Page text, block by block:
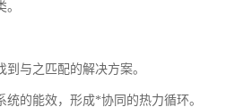
与之匹配的解决方案。
的能效，形成*协同的热力循环。